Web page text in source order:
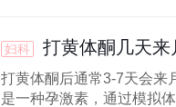
妇科 打黄体酮几天来
打黄体酮后通常3-7天会来
是一种孕激素，通过模拟